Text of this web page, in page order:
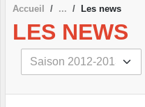
Accueil Les news
LES NEWS